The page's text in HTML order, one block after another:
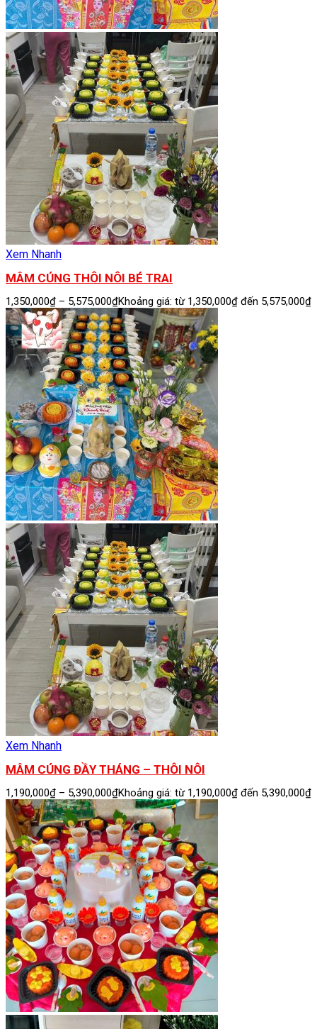
Xem Nhanh
MÂM CÚNG THÔI NÔI BÉ TRAI
1,350,000₫ – 5,575,000₫Khoảng giá: từ 1,350,000₫ đến 5,575,000₫
Xem Nhanh
MÂM CÚNG ĐẦY THÁNG – THÔI NÔI
1,190,000₫ – 5,390,000₫Khoảng giá: từ 1,190,000₫ đến 5,390,000₫